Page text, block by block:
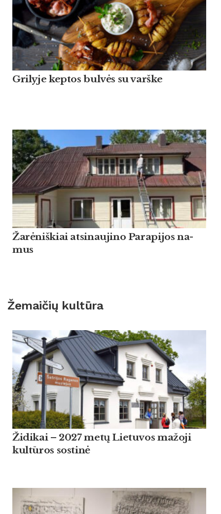
Grilyje keptos bulvės su varške
Žarė­niš­kiai at­si­nau­ji­no Pa­ra­pi­jos na­
mus
Žemaičių kultūra
Židikai – 2027 metų Lietuvos mažoji
kultūros sostinė